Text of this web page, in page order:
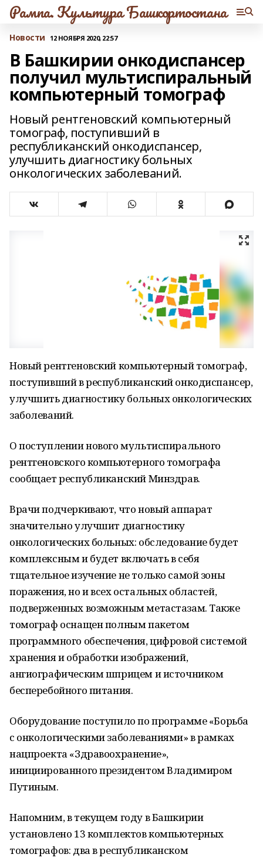
Рампа. Культура Башкортостана
Новости 12 НОЯБРЯ 2020, 22:57
В Башкирии онкодиспансер
получил мультиспиральный
компьютерный томограф
Новый рентгеновский компьютерный
томограф, поступивший в
республиканский онкодиспансер,
улучшить диагностику больных
онкологических заболеваний.
Новый рентгеновский компьютерный томограф,
поступивший в республиканский онкодиспансер,
улучшить диагностику больных онкологических
заболеваний.
О поступлении нового мультиспирального
рентгеновского компьютерного томографа
сообщает республиканский Минздрав.
Врачи подчеркивают, что новый аппарат
значительно улучшит диагностику
онкологических больных: обследование будет
комплексным и будет включать в себя
тщательное изучение не только самой зоны
поражения, но и всех остальных областей,
подверженных возможным метастазам. Также
томограф оснащен полным пакетом
программного обеспечения, цифровой системой
хранения и обработки изображений,
ангиографическим шприцем и источником
бесперебойного питания.
Оборудование поступило по программе «Борьба
с онкологическими заболеваниями» в рамках
нацпроекта «Здравоохранение»,
инициированного президентом Владимиром
Путиным.
Напомним, в текущем году в Башкирии
установлено 13 комплектов компьютерных
томографов: два в республиканском